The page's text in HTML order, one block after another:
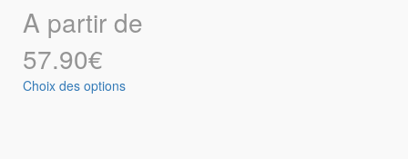
A partir de
57.90€
Choix des options